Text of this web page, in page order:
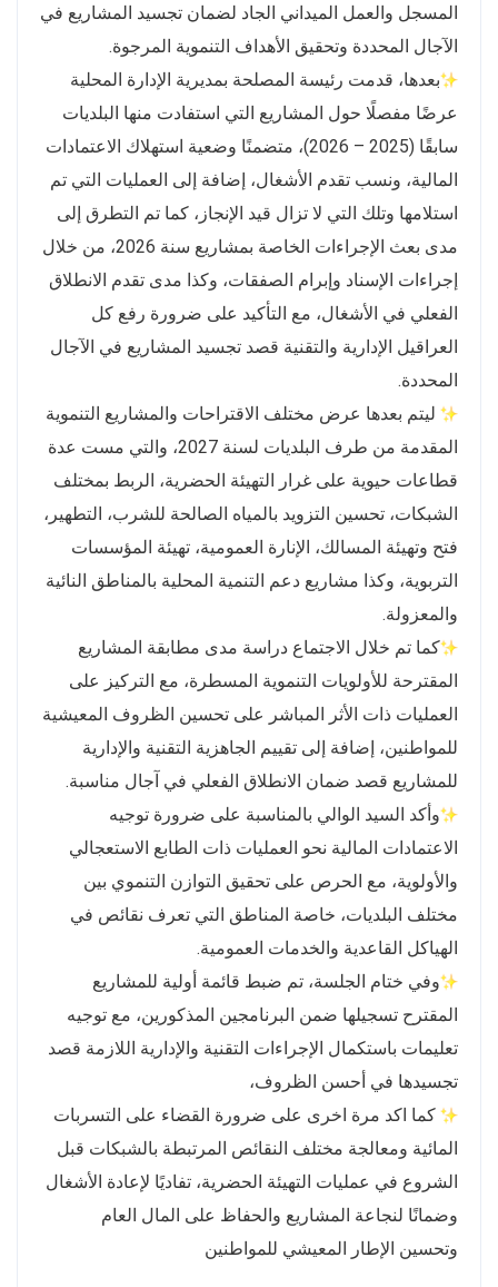
المسجل والعمل الميداني الجاد لضمان تجسيد المشاريع في
الآجال المحددة وتحقيق الأهداف التنموية المرجوة.
بعدها، قدمت رئيسة المصلحة بمديرية الإدارة المحلية
عرضًا مفصلًا حول المشاريع التي استفادت منها البلديات
سابقًا (2025 – 2026)، متضمنًا وضعية استهلاك الاعتمادات
المالية، ونسب تقدم الأشغال، إضافة إلى العمليات التي تم
استلامها وتلك التي لا تزال قيد الإنجاز، كما تم التطرق إلى
مدى بعث الإجراءات الخاصة بمشاريع سنة 2026، من خلال
إجراءات الإسناد وإبرام الصفقات، وكذا مدى تقدم الانطلاق
الفعلي في الأشغال، مع التأكيد على ضرورة رفع كل
العراقيل الإدارية والتقنية قصد تجسيد المشاريع في الآجال
المحددة.
ليتم بعدها عرض مختلف الاقتراحات والمشاريع التنموية
المقدمة من طرف البلديات لسنة 2027، والتي مست عدة
قطاعات حيوية على غرار التهيئة الحضرية، الربط بمختلف
الشبكات، تحسين التزويد بالمياه الصالحة للشرب، التطهير،
فتح وتهيئة المسالك، الإنارة العمومية، تهيئة المؤسسات
التربوية، وكذا مشاريع دعم التنمية المحلية بالمناطق النائية
والمعزولة.
كما تم خلال الاجتماع دراسة مدى مطابقة المشاريع
المقترحة للأولويات التنموية المسطرة، مع التركيز على
العمليات ذات الأثر المباشر على تحسين الظروف المعيشية
للمواطنين، إضافة إلى تقييم الجاهزية التقنية والإدارية
للمشاريع قصد ضمان الانطلاق الفعلي في آجال مناسبة.
وأكد السيد الوالي بالمناسبة على ضرورة توجيه
الاعتمادات المالية نحو العمليات ذات الطابع الاستعجالي
والأولوية، مع الحرص على تحقيق التوازن التنموي بين
مختلف البلديات، خاصة المناطق التي تعرف نقائص في
الهياكل القاعدية والخدمات العمومية.
وفي ختام الجلسة، تم ضبط قائمة أولية للمشاريع
المقترح تسجيلها ضمن البرنامجين المذكورين، مع توجيه
تعليمات باستكمال الإجراءات التقنية والإدارية اللازمة قصد
تجسيدها في أحسن الظروف،
كما اكد مرة اخرى على ضرورة القضاء على التسربات
المائية ومعالجة مختلف النقائص المرتبطة بالشبكات قبل
الشروع في عمليات التهيئة الحضرية، تفاديًا لإعادة الأشغال
وضمانًا لنجاعة المشاريع والحفاظ على المال العام
وتحسين الإطار المعيشي للمواطنين